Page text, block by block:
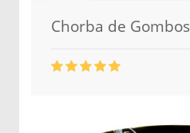
Chorba de Gombos